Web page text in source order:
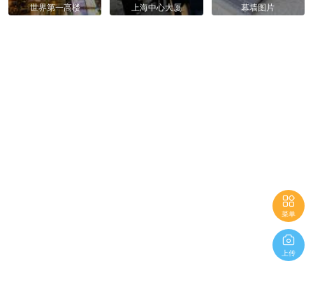
世界第一高楼 上海中心大厦 幕墙图片

菜单

上传